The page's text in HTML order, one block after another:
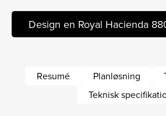
Design en Royal Hacienda
Resumé Planløsning
Teknisk